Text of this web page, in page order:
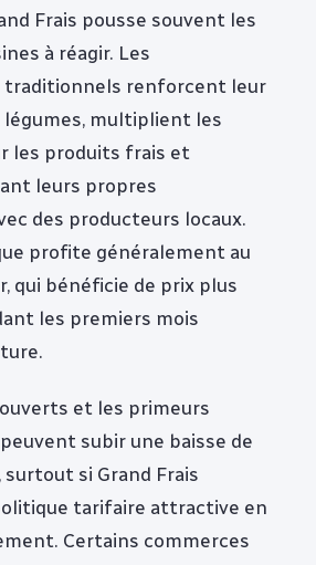
Frais pousse souvent les
à réagir. Les
traditionnels renforcent leur
multiplient les
les produits frais et
leurs propres
des producteurs locaux.
profite généralement au
qui bénéficie de prix plus
les premiers mois
et les primeurs
subir une baisse de
si Grand Frais
tarifaire attractive en
Certains commerces